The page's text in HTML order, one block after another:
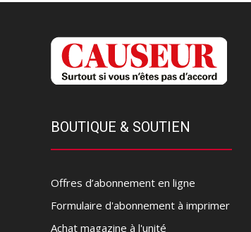
BOUTIQUE & SOUTIEN
Offres d’abonnement en ligne
Formulaire d'abonnement à imprimer
Achat magazine à l'unité